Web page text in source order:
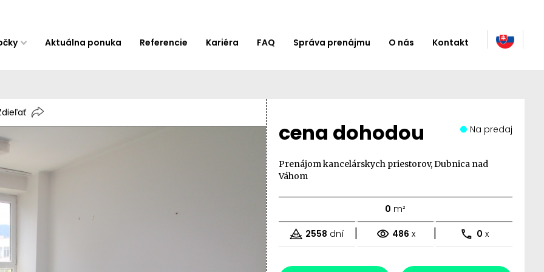
Aktuálna ponuka Referencie Kariéra FAQ Správa prenájmu O nás Kontakt
cena dohodou Na predaj
Prenájom kancelárskych priestorov, Dubnica nad
Váhom
0 m²
2558 dní | 486 x | 0 x